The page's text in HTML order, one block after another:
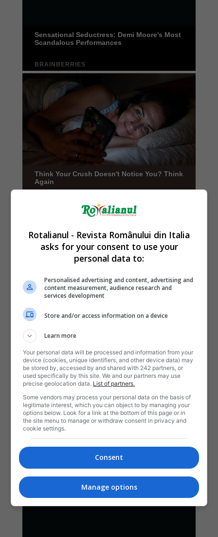
Rotalianul - Revista Românului din Italia
asks for your consent to use your
personal data to:
Personalised advertising and content, advertising and
content measurement, audience research and
services development
Store and/or access information on a device
Learn more
Your personal data will be processed and information from your
device (cookies, unique identifiers, and other device data) may
be stored by, accessed by and shared with 242 partners, or
used specifically by this site. We and our partners may use
precise geolocation data. List of partners.
Some vendors may process your personal data on the basis of
legitimate interest, which you can object to by managing your
options below. Look for a link at the bottom of this page or in
the site menu to manage or withdraw consent in privacy and
cookie settings.
Consent
Manage options